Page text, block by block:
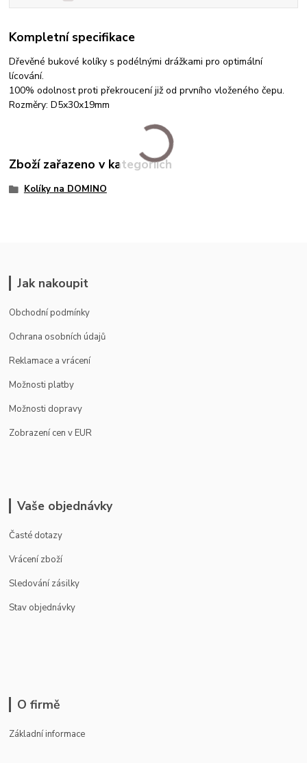
Kompletní specifikace
Dřevěné bukové kolíky s podélnými drážkami pro optimální
lícování.
100% odolnost proti překroucení již od prvního vloženého čepu.
Rozměry: D5x30x19mm
Zboží zařazeno v kategoriích
Kolíky na DOMINO
Jak nakoupit
Obchodní podmínky
Ochrana osobních údajů
Reklamace a vrácení
Možnosti platby
Možnosti dopravy
Zobrazení cen v EUR
Vaše objednávky
Časté dotazy
Vrácení zboží
Sledování zásilky
Stav objednávky
O firmě
Základní informace